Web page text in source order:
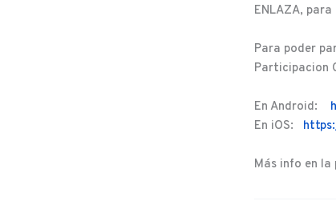
ENLAZA,
Para poder
Participacion
En Android:
En iOS:
Más info en la